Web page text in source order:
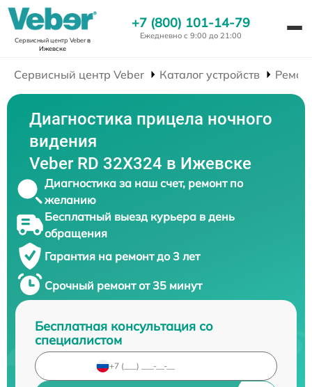
Сервисный центр Veberв
Ижевске
+7 (800) 101-14-79
Ежедневно с 9:00 до 21:00
Сервисный центр Veber Каталог устройств
Диагностика прицела ночного
видения
Veber RD 32X324 в Ижевске
Диагностика за наш счет, ремонт по
желанию
Бесплатный выезд курьера в день
обращения
Гарантия на ремонт до 3 лет
Срочный ремонт от 35 минут
Бесплатная консультация со
специалистом